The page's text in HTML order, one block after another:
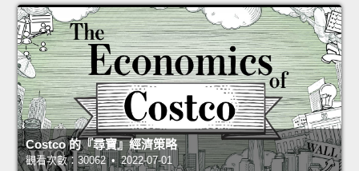
Costco 的『尋寶』經濟策略
觀看次數：30062 • 2022-07-01